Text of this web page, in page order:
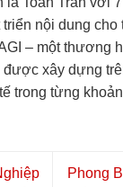
triển nội dung
– một thương
được xây dựng
trong từng
Phong